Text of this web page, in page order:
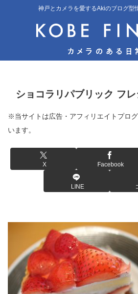
神戸とカメラを愛するAkiのブログ型
ショコラリパブリック フレ
※当サイトは広告・アフィリエイトプロ
います。
X Facebook
LINE